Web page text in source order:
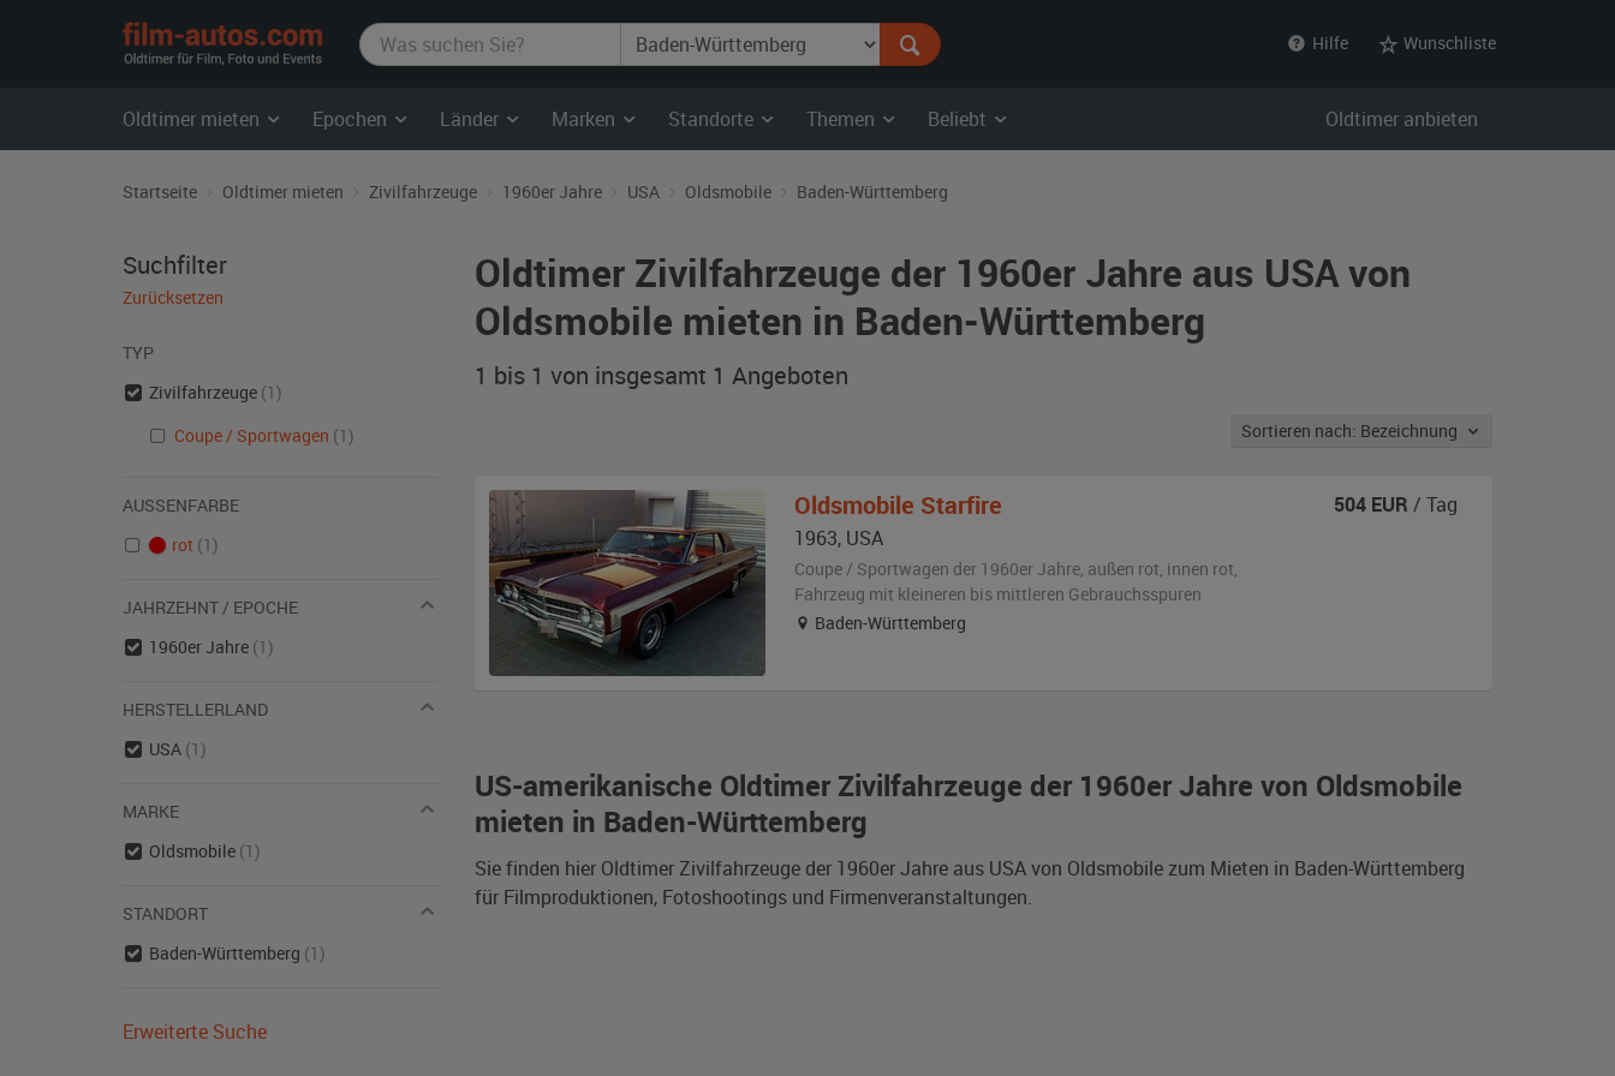
film-
autos.com
Hilfe Wunschliste
Oldtimer mieten Epochen Länder Marken Standorte Themen Beliebt Oldtimer anbieten
Startseite Oldtimer mieten Zivilfahrzeuge 1960er Jahre USA Oldsmobile Baden-Württemberg
Oldtimer Zivilfahrzeuge der 1960er Jahre aus USA von
Oldsmobile mieten in Baden-Württemberg
1 bis 1 von insgesamt 1 Angeboten
Sortieren nach: Bezeichnung
US-amerikanische Oldtimer Zivilfahrzeuge der 1960er Jahre von Oldsmobile
mieten in Baden-Württemberg
Sie finden hier Oldtimer Zivilfahrzeuge der 1960er Jahre aus USA von Oldsmobile zum Mieten in Baden-Württemberg
für Filmproduktionen, Fotoshootings und Firmenveranstaltungen.
Oldsmobile Starfire
1963, USA
Coupe / Sportwagen der 1960er Jahre, außen rot, innen rot,
Fahrzeug mit kleineren bis mittleren Gebrauchsspuren
Baden-Württemberg
504 EUR / Tag
Suchfilter
Zurücksetzen
TYP
Zivilfahrzeuge (1)
Coupe / Sportwagen (1)
AUSSENFARBE
rot (1)
JAHRZEHNT / EPOCHE
1960er Jahre (1)
HERSTELLERLAND
USA (1)
MARKE
Oldsmobile (1)
STANDORT
Baden-Württemberg (1)
Erweiterte Suche